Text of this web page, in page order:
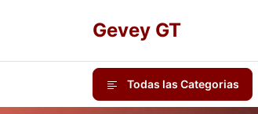
Gevey GT
Todas las Categorias